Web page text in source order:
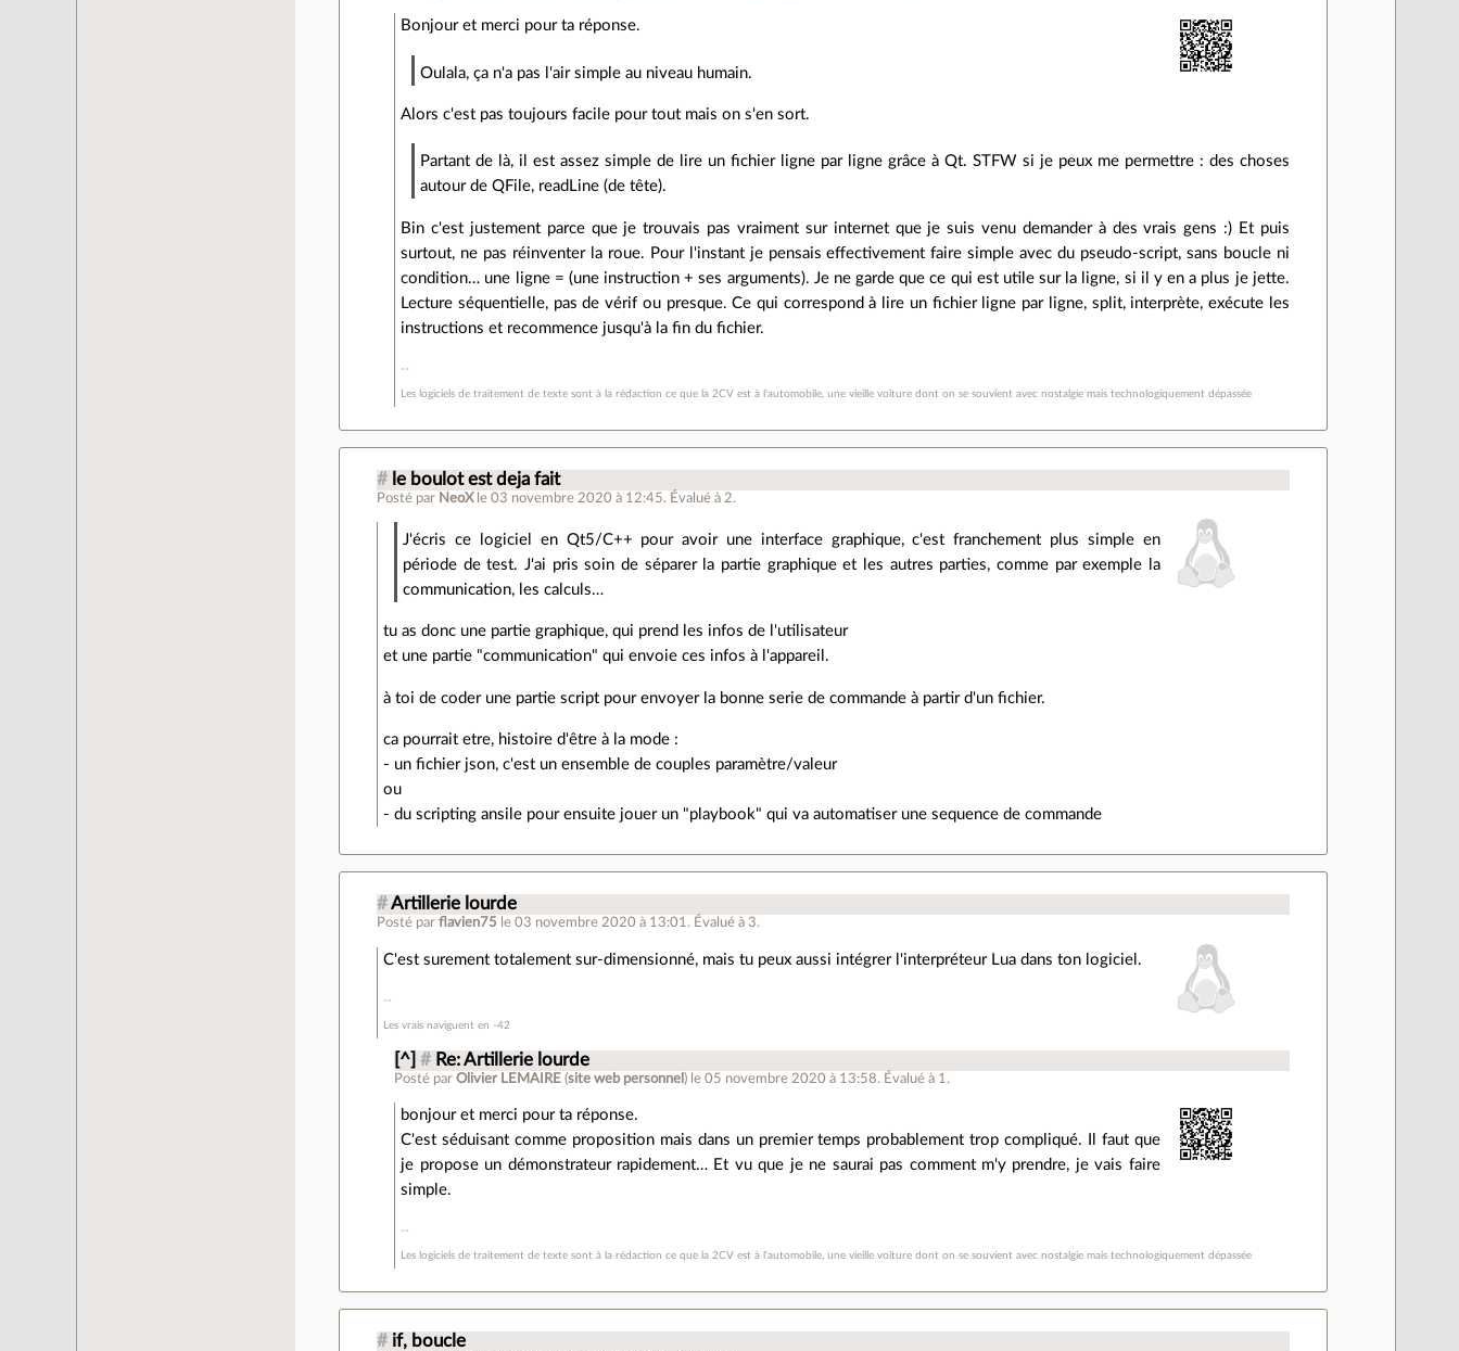
Bonjour et merci pour ta réponse.
Oulala, ça n'a pas l'air simple au niveau humain.
Alors c'est pas toujours facile pour tout mais on s'en sort.
Partant de là, il est assez simple de lire un fichier ligne par ligne grâce à Qt. STFW si je peux me permettre : des choses
autour de QFile, readLine (de tête).
Bin c'est justement parce que je trouvais pas vraiment sur internet que je suis venu demander à des vrais gens :) Et puis
surtout, ne pas réinventer la roue. Pour l'instant je pensais effectivement faire simple avec du pseudo-script, sans boucle ni
condition… une ligne = (une instruction + ses arguments). Je ne garde que ce qui est utile sur la ligne, si il y en a plus je jette.
Lecture séquentielle, pas de vérif ou presque. Ce qui correspond à lire un fichier ligne par ligne, split, interprète, exécute les
instructions et recommence jusqu'à la fin du fichier.
Les logiciels de traitement de texte sont à la rédaction ce que la 2CV est à l'automobile, une vieille voiture dont on se souvient avec nostalgie mais technologiquement dépassée
# le boulot est deja fait
Posté par NeoX le 03 novembre 2020 à 12:45. Évalué à 2.
J'écris ce logiciel en Qt5/C++ pour avoir une interface graphique, c'est franchement plus simple en
période de test. J'ai pris soin de séparer la partie graphique et les autres parties, comme par exemple la
communication, les calculs…
tu as donc une partie graphique, qui prend les infos de l'utilisateur
et une partie "communication" qui envoie ces infos à l'appareil.
à toi de coder une partie script pour envoyer la bonne serie de commande à partir d'un fichier.
ca pourrait etre, histoire d'être à la mode :
- un fichier json, c'est un ensemble de couples paramètre/valeur
ou
- du scripting ansile pour ensuite jouer un "playbook" qui va automatiser une sequence de commande
# Artillerie lourde
Posté parflavien75 le 03 novembre 2020 à 13:01 . Évalué à 3.
C'est surement totalement sur-dimensionné, mais tu peux aussi intégrer l'interpréteur Lua dans ton logiciel.
Les vrais naviguent en -42
[^] # Re: Artillerie lourde
Posté parOlivier LEMAIRE (site web personnel ) le 05 novembre 2020 à 13:58. Évalué à 1 .
bonjour et merci pour ta réponse.
C'est séduisant comme proposition mais dans un premier temps probablement trop compliqué. Il faut que
je propose un démonstrateur rapidement… Et vu que je ne saurai pas comment m'y prendre, je vais faire
simple.
Les logiciels de traitement de texte sont à la rédaction ce que la 2CV est à l'automobile, une vieille voiture dont on se souvient avec nostalgie mais technologiquement dépassée
# if, boucle